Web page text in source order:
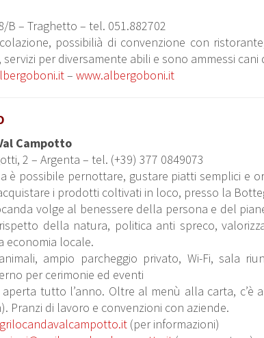
B – Traghetto – tel. 051.882702
possibilià di convenzione con
servizi per diversamente abili e sono ammessi cani
– www.albergoboni.it
Campotto
2 – Argenta – tel. (+39) 377 0849073
è possibile pernottare, gustare piatti semplici e
i prodotti coltivati in loco, presso la
volge al benessere della persona e del
della natura, politica anti spreco,
economia locale.
ampio parcheggio privato, Wi-Fi, sala
per cerimonie ed eventi
tutto l’anno. Oltre al menù alla carta, c’è
Pranzi di lavoro e convenzioni con aziende.
(per informazioni)